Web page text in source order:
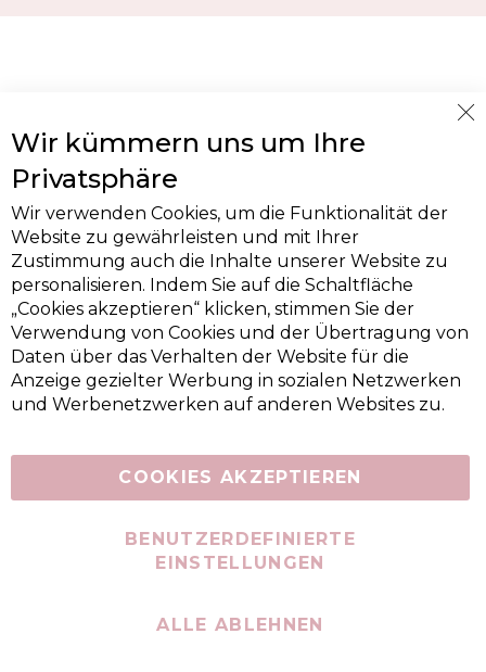
Wir kümmern uns um Ihre
Privatsphäre
Wir verwenden Cookies, um die Funktionalität der
Website zu gewährleisten und mit Ihrer
Zustimmung auch die Inhalte unserer Website zu
personalisieren. Indem Sie auf die Schaltfläche
„Cookies akzeptieren“ klicken, stimmen Sie der
Verwendung von Cookies und der Übertragung von
Daten über das Verhalten der Website für die
Anzeige gezielter Werbung in sozialen Netzwerken
und Werbenetzwerken auf anderen Websites zu.
COOKIES AKZEPTIEREN
BENUTZERDEFINIERTE
EINSTELLUNGEN
ALLE ABLEHNEN